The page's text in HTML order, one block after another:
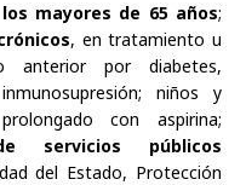
los mayores de 65 años;
, en tratamiento u
anterior por diabetes,
niños y
con aspirina;
servicios públicos
del Estado, Protección